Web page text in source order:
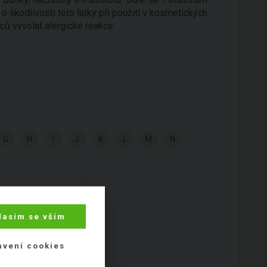
o škodlivosti této látky při použití v kosmetických
vyvolat alergické reakce.
G H J K M N
se vším
cookies